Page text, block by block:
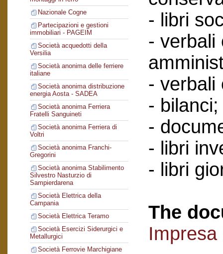
Nazionale Cogne
Partecipazioni e gestioni
immobiliari - PAGEIM
Società acquedotti della
Versilia
Società anonima delle ferriere
italiane
Società anonima distribuzione
energia Aosta - SADEA
Società anonima Ferriera
Fratelli Sanguineti
Società anonima Ferriera di
Voltri
Società anonima Franchi-
Gregorini
Società anonima Stabilimento
Silvestro Nasturzio di
Sampierdarena
Società Elettrica della
Campania
Società Elettrica Teramo
Società Esercizi Siderurgici e
Metallurgici
Società Ferrovie Marchigiane
- libri
- verbali
- verbali
- bilanci;
-
- libri
- libri
The
Impresa